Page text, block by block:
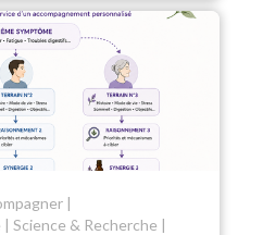
Science & Recherche